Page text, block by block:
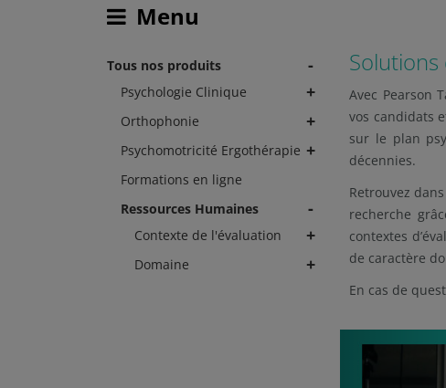
Avec Pearson
vos candidats
sur le plan
décennies.
Retrouvez
recherche
contextes
de caractère
En cas de
Menu
-
Tous nos produits
+
Psychologie Clinique
+
Orthophonie
+
Psychomotricité Ergothérapie
Formations en ligne
-
Ressources Humaines
+
Contexte de l'évaluation
+
Domaine